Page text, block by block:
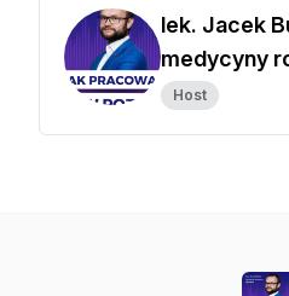
lek. Jacek
medycyny
Host